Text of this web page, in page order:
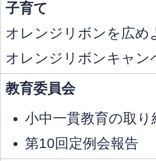
子育て
オレンジリボンを広め
オレンジリボンキャン
教育委員会
小中一貫教育の取り
第10回定例会報告